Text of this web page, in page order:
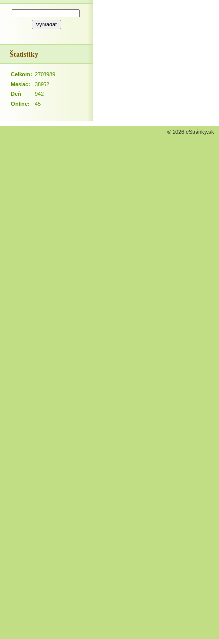
Štatistiky
Online: 45
Celkom: 2708989
Mesiac:
38952
Deň:
942
© 2026 eStránky.sk